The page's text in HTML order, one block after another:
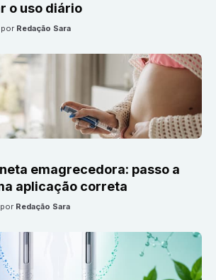
o uso diário
por Redação Sara
emagrecedora: passo a
aplicação correta
Redação Sara